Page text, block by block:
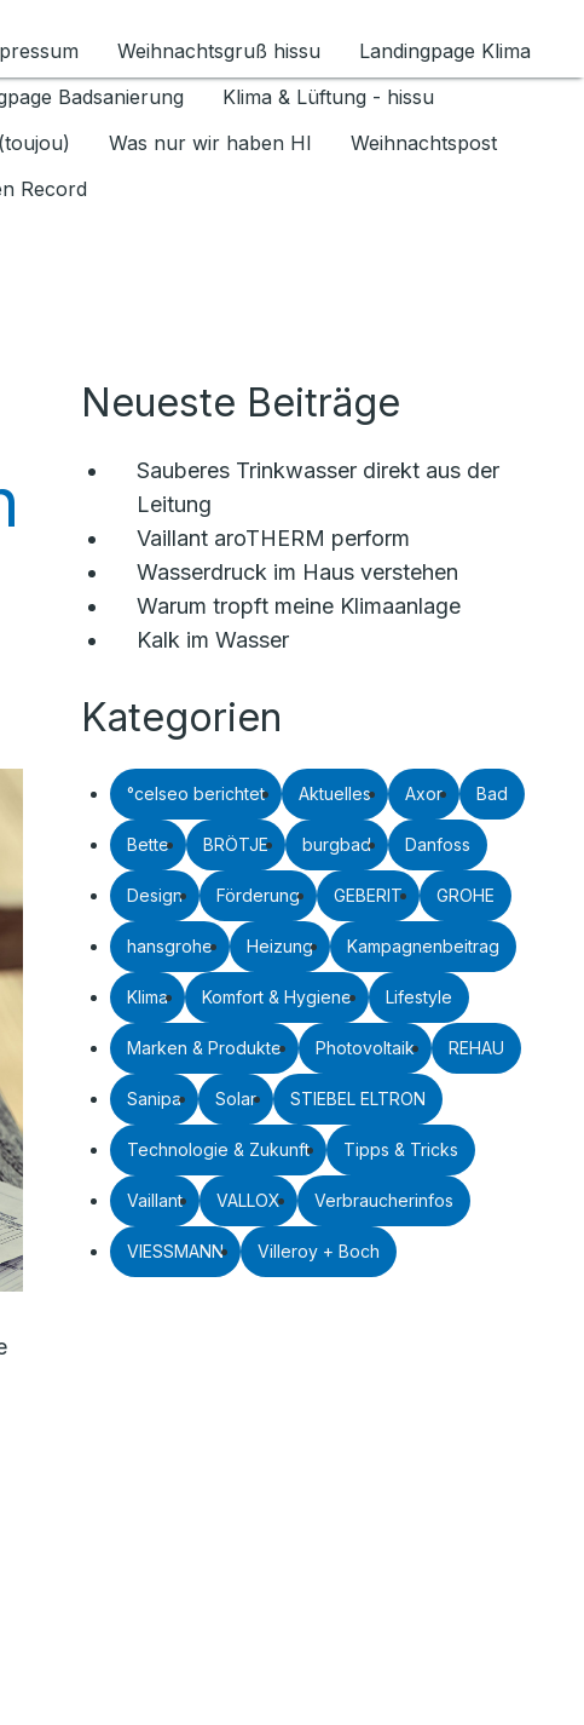
für Datenschutz 1.6.2026 umschalten
Weihnachtsgruß hissu
Landingpage Klima
Badsanierung
Klima & Lüftung - hissu
Was nur wir haben HI
Weihnachtspost
Record
Neueste Beiträge
Sauberes Trinkwasser direkt aus der
Leitung
Vaillant aroTHERM perform
Wasserdruck im Haus verstehen
Warum tropft meine Klimaanlage
Kalk im Wasser
Kategorien
°celseo berichtet Aktuelles Axor Bad
Bette BRÖTJE burgbad Danfoss
Design Förderung GEBERIT GROHE
hansgrohe Heizung Kampagnenbeitrag
Klima Komfort & Hygiene Lifestyle
Marken & Produkte Photovoltaik REHAU
Sanipa Solar STIEBEL ELTRON
Technologie & Zukunft Tipps & Tricks
Vaillant VALLOX Verbraucherinfos
VIESSMANN Villeroy + Boch